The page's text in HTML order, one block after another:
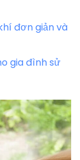
đơn giản và
gia đình sử